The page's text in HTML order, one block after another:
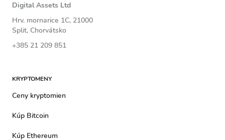
Digital Assets Ltd
Hrv. mornarice 1C, 21000
Split, Chorvátsko
+385 21 209 851
KRYPTOMENY
Ceny kryptomien
Kúp Bitcoin
Kúp Ethereum